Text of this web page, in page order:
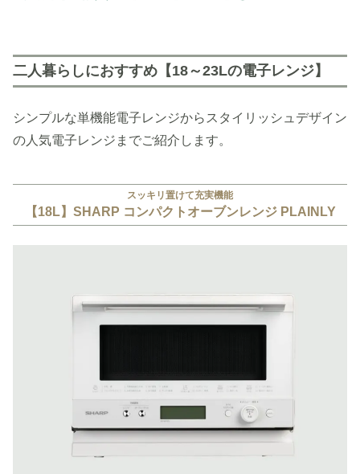
二人暮らしにおすすめ【18～23Lの電子レンジ】
シンプルな単機能電子レンジからスタイリッシュデザイン
の人気電子レンジまでご紹介します。
スッキリ置けて充実機能
【18L】SHARP コンパクトオーブンレンジ PLAINLY